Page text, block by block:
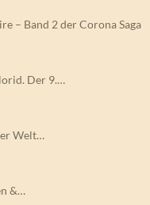
– Band 2 der Corona Saga
Der 9.…
Welt…
&…